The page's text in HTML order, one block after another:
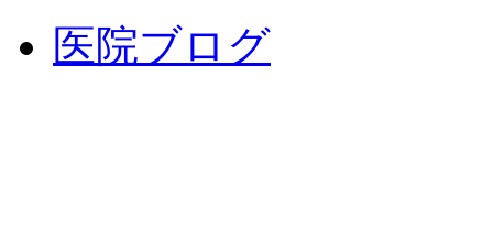
医院ブログ